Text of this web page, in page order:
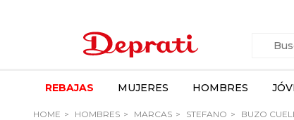
REBAJAS MUJERES HOMBRES
HOME HOMBRES MARCAS STEFANO BUZO